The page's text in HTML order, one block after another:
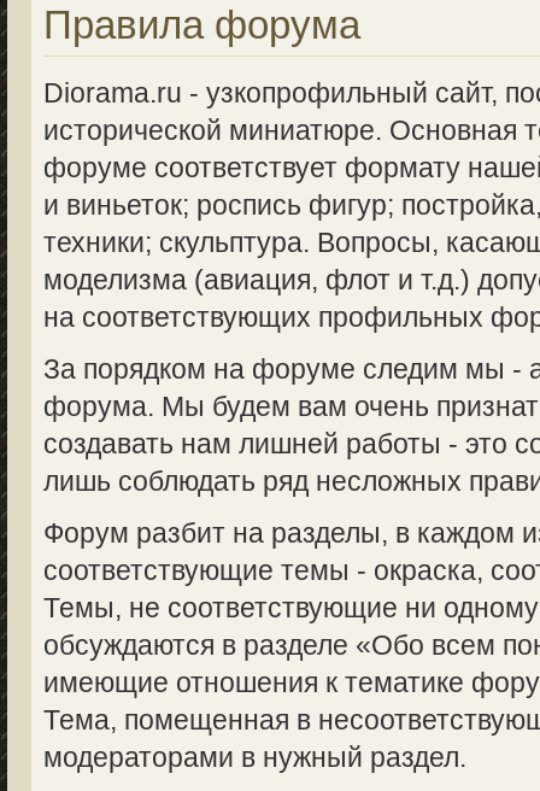
Правила форума
Diorama.ru - узкопрофильный сайт,
исторической миниатюре. Основная
форуме соответствует формату
и виньеток; роспись фигур;
техники; скульптура. Вопросы,
моделизма (авиация, флот и т.д.)
на соответствующих профильных
За порядком на форуме следим мы -
форума. Мы будем вам очень
создавать нам лишней работы - это
лишь соблюдать ряд несложных
Форум разбит на разделы, в каждом
соответствующие темы - окраска,
Темы, не соответствующие ни
обсуждаются в разделе «Обо всем
имеющие отношения к тематике
Тема, помещенная в
модераторами в нужный раздел.